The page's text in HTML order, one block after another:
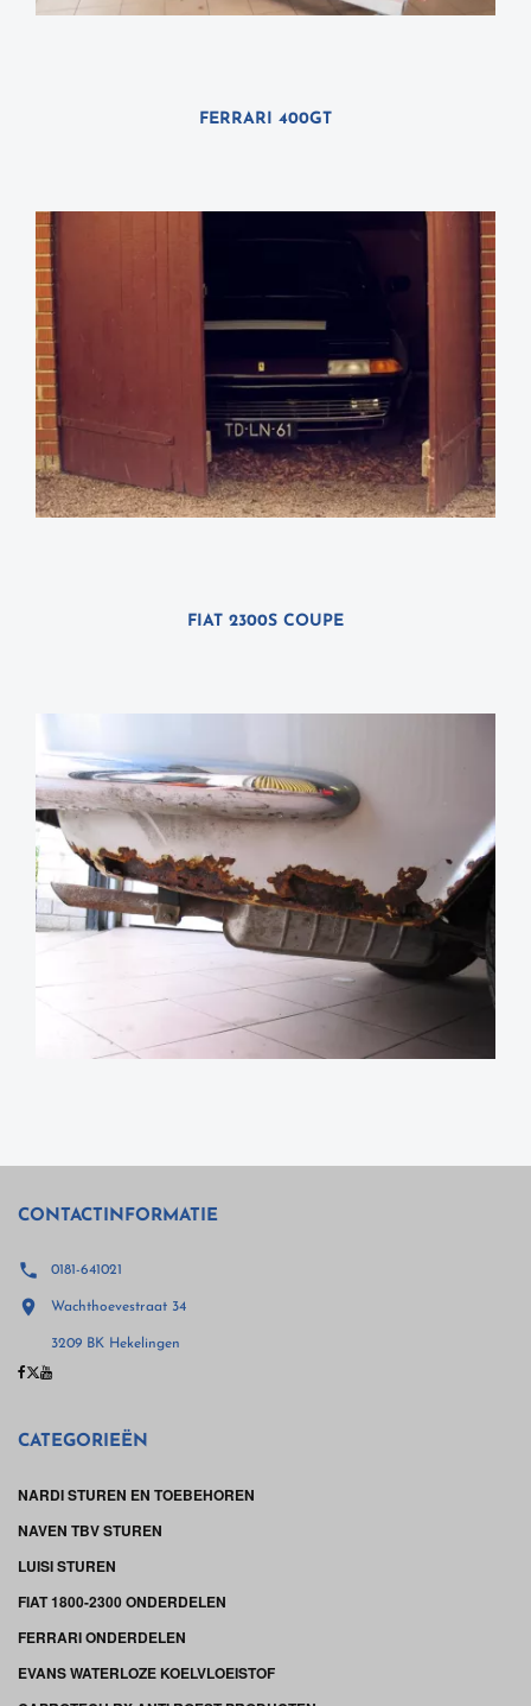
FERRARI 400GT
FIAT 2300S COUPE
CONTACTINFORMATIE
 0181-641021
 Wachthoevestraat 34
3209 BK Hekelingen
CATEGORIEËN
NARDI STUREN EN TOEBEHOREN
NAVEN TBV STUREN
LUISI STUREN
FIAT 1800-2300 ONDERDELEN
FERRARI ONDERDELEN
EVANS WATERLOZE KOELVLOEISTOF